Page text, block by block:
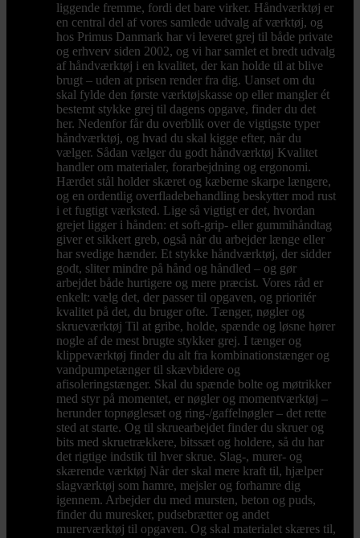
liggende fremme, fordi det bare virker. Håndværktøj er
en central del af vores samlede udvalg af værktøj, og
hos Primus Danmark har vi leveret grej til både private
og erhverv siden 2002, og vi har samlet et bredt udvalg
af håndværktøj i en kvalitet, der kan holde til at blive
brugt – uden at prisen render fra dig. Uanset om du
skal fylde den første værktøjskasse op eller mangler ét
bestemt stykke grej til dagens opgave, finder du det
her. Nedenfor får du overblik over de vigtigste typer
håndværktøj, og hvad du skal kigge efter, når du
vælger. Sådan vælger du godt håndværktøj Kvalitet
handler om materialer, forarbejdning og ergonomi.
Hærdet stål holder skæret og kæberne skarpe længere,
og en ordentlig overfladebehandling beskytter mod rust
i et fugtigt værksted. Lige så vigtigt er det, hvordan
grejet ligger i hånden: et soft-grip- eller gummihåndtag
giver et sikkert greb, også når du arbejder længe eller
har svedige hænder. Et stykke håndværktøj, der sidder
godt, sliter mindre på hånd og håndled – og gør
arbejdet både hurtigere og mere præcist. Vores råd er
enkelt: vælg det, der passer til opgaven, og prioritér
kvalitet på det, du bruger ofte. Tænger, nøgler og
skrueværktøj Til at gribe, holde, spænde og løsne hører
nogle af de mest brugte stykker grej. I tænger og
klippeværktøj finder du alt fra kombinationstænger og
vandpumpetænger til skævbidere og
afisoleringstænger. Skal du spænde bolte og møtrikker
med styr på momentet, er nøgler og momentværktøj –
herunder topnøglesæt og ring-/gaffelnøgler – det rette
sted at starte. Og til skruearbejdet finder du skruer og
bits med skruetrækkere, bitssæt og holdere, så du har
det rigtige indstik til hver skrue. Slag-, murer- og
skærende værktøj Når der skal mere kraft til, hjælper
slagværktøj som hamre, mejsler og forhamre dig
igennem. Arbejder du med mursten, beton og puds,
finder du muresker, pudsebrætter og andet
murerværktøj til opgaven. Og skal materialet skæres til,